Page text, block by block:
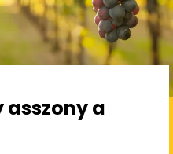
asszony a